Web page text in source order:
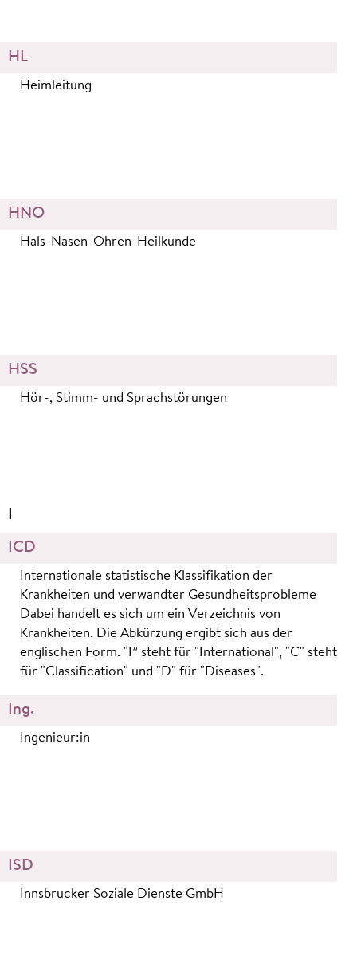
HL
Heimleitung
HNO
Hals-Nasen-Ohren-Heilkunde
HSS
Hör-, Stimm- und Sprachstörungen
I
ICD
Internationale statistische Klassifikation der
Krankheiten und verwandter Gesundheitsprobleme
Dabei handelt es sich um ein Verzeichnis von
Krankheiten. Die Abkürzung ergibt sich aus der
englischen Form. "I” steht für "International", "C" steht
für "Classification" und "D" für "Diseases".
Ing.
Ingenieur:in
ISD
Innsbrucker Soziale Dienste GmbH